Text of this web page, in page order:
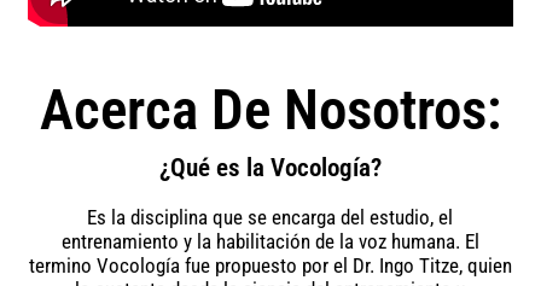
Acerca De Nosotros:
¿Qué es la Vocología?
Es la disciplina que se encarga del estudio, el
entrenamiento y la habilitación de la voz humana. El
termino Vocología fue propuesto por el Dr. Ingo Titze, quien